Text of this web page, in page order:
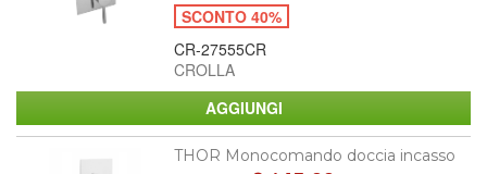
SCONTO 40%
CR-27555CR
CROLLA
THOR Monocomando doccia incasso